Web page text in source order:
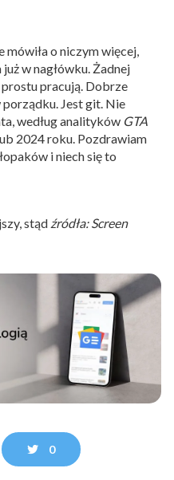
mówiła o niczym więcej,
w nagłówku. Żadnej
prostu pracują. Dobrze
Jest git. Nie
według analityków GTA
2024 roku. Pozdrawiam
i niech się to
stąd źródła: Screen
0